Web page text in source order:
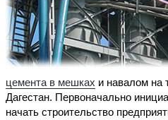
цемента в мешках и навалом на
Дагестан. Первоначально
начать строительство